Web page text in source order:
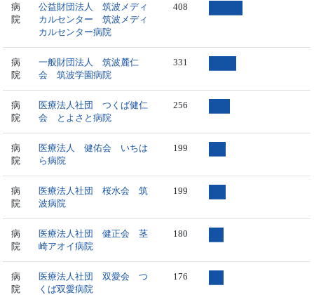
病
院
公益財団法人 筑波メディ
カルセンター 筑波メディ
カルセンター病院
408
病
院
一般財団法人 筑波麓仁
会 筑波学園病院
331
病
院
医療法人社団 つくば健仁
会 とよさと病院
256
病
院
医療法人 健佑会 いちは
ら病院
199
病
院
医療法人社団 桜水会 筑
波病院
199
病
院
医療法人社団 健正会 茎
崎アオイ病院
180
病
院
医療法人社団 双愛会 つ
くば双愛病院
176